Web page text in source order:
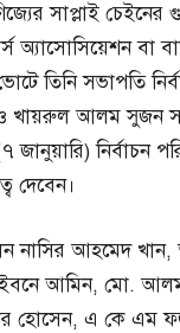
সাপ্লাই
অ্যাসোসিয়েশন
তিনি সভাপতি
আলম সুজন
জানুয়ারি)
দেবেন।
নাসির আহমেদ
আমিন, মো.
হোসেন, এ কে এম